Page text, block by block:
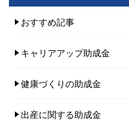
おすすめ記事
キャリアアップ助成金
健康づくりの助成金
出産に関する助成金